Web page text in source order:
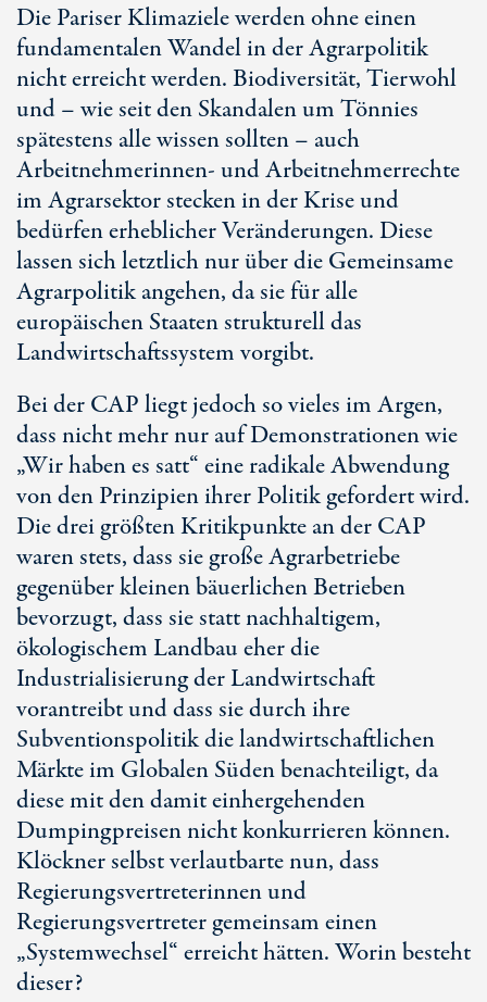
Die Pariser Klimaziele werden ohne einen
fundamentalen Wandel in der Agrarpolitik
nicht erreicht werden. Biodiversität, Tierwohl
und – wie seit den Skandalen um Tönnies
spätestens alle wissen sollten – auch
Arbeitnehmerinnen- und Arbeitnehmerrechte
im Agrarsektor stecken in der Krise und
bedürfen erheblicher Veränderungen. Diese
lassen sich letztlich nur über die Gemeinsame
Agrarpolitik angehen, da sie für alle
europäischen Staaten strukturell das
Landwirtschaftssystem vorgibt.
Bei der CAP liegt jedoch so vieles im Argen,
dass nicht mehr nur auf Demonstrationen wie
„Wir haben es satt“ eine radikale Abwendung
von den Prinzipien ihrer Politik gefordert wird.
Die drei größten Kritikpunkte an der CAP
waren stets, dass sie große Agrarbetriebe
gegenüber kleinen bäuerlichen Betrieben
bevorzugt, dass sie statt nachhaltigem,
ökologischem Landbau eher die
Industrialisierung der Landwirtschaft
vorantreibt und dass sie durch ihre
Subventionspolitik die landwirtschaftlichen
Märkte im Globalen Süden benachteiligt, da
diese mit den damit einhergehenden
Dumpingpreisen nicht konkurrieren können.
Klöckner selbst verlautbarte nun, dass
Regierungsvertreterinnen und
Regierungsvertreter gemeinsam einen
„Systemwechsel“ erreicht hätten. Worin besteht
dieser?